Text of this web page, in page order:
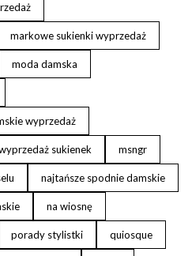
markowe sukienki wyprzedaż
moda damska
wyprzedaż
sukienek msngr
najtańsze spodnie damskie
na wiosnę
porady stylistki quiosque